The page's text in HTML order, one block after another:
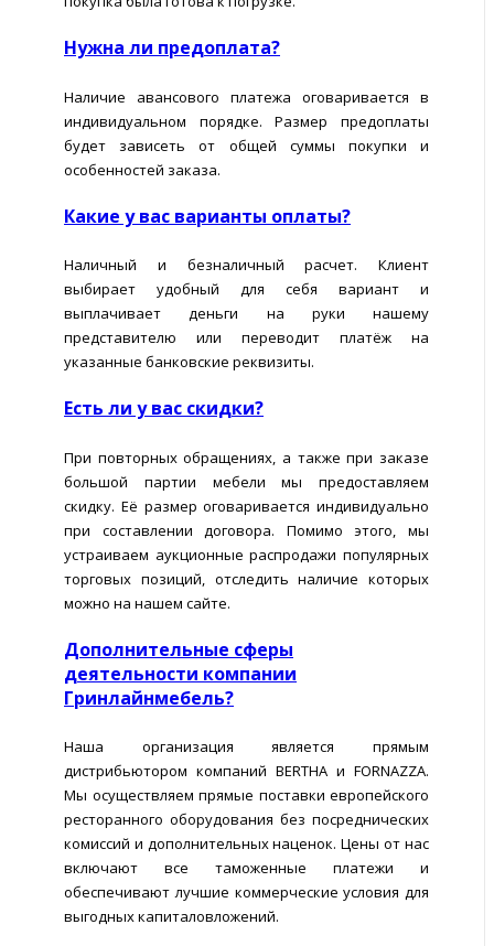
Нужна ли предоплата?
Наличие авансового платежа оговаривается в
индивидуальном порядке. Размер предоплаты
будет зависеть от общей суммы покупки и
особенностей заказа.
Какие у вас варианты оплаты?
Наличный и безналичный расчет. Клиент
выбирает удобный для себя вариант и
выплачивает деньги на руки нашему
представителю или переводит платёж на
указанные банковские реквизиты.
Есть ли у вас скидки?
При повторных обращениях, а также при заказе
большой партии мебели мы предоставляем
скидку. Её размер оговаривается индивидуально
при составлении договора. Помимо этого, мы
устраиваем аукционные распродажи популярных
торговых позиций, отследить наличие которых
можно на нашем сайте.
Дополнительные сферы
деятельности компании
Гринлайнмебель?
Наша организация является прямым
дистрибьютором компаний BERTHA и FORNAZZA.
Мы осуществляем прямые поставки европейского
ресторанного оборудования без посреднических
комиссий и дополнительных наценок. Цены от нас
включают все таможенные платежи и
обеспечивают лучшие коммерческие условия для
выгодных капиталовложений.